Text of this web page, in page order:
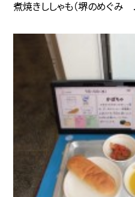
煮焼きししゃも（堺のめぐみ